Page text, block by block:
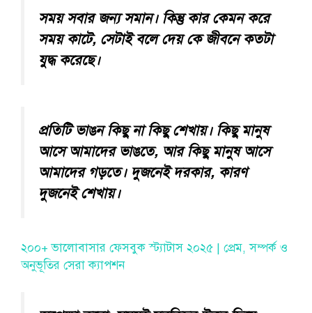
সময় সবার জন্য সমান। কিন্তু কার কেমন করে
সময় কাটে, সেটাই বলে দেয় কে জীবনে কতটা
যুদ্ধ করেছে।
প্রতিটি ভাঙন কিছু না কিছু শেখায়। কিছু মানুষ
আসে আমাদের ভাঙতে, আর কিছু মানুষ আসে
আমাদের গড়তে। দুজনেই দরকার, কারণ
দুজনেই শেখায়।
২০০+ ভালোবাসার ফেসবুক স্ট্যাটাস ২০২৫ | প্রেম, সম্পর্ক ও
অনুভূতির সেরা ক্যাপশন